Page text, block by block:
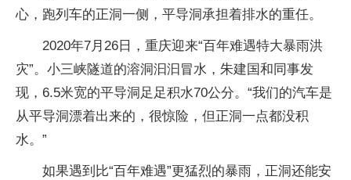
心，跑列车的正洞一侧，平导洞承担着排水的重任。
2020年7月26日，重庆迎来“百年难遇特大暴雨洪
灾”。小三峡隧道的溶洞汩汩冒水，朱建国和同事发
现，6.5米宽的平导洞足足积水70公分。“我们的汽车是
从平导洞漂着出来的，很惊险，但正洞一点都没积
水。”
如果遇到比“百年难遇”更猛烈的暴雨，正洞还能安